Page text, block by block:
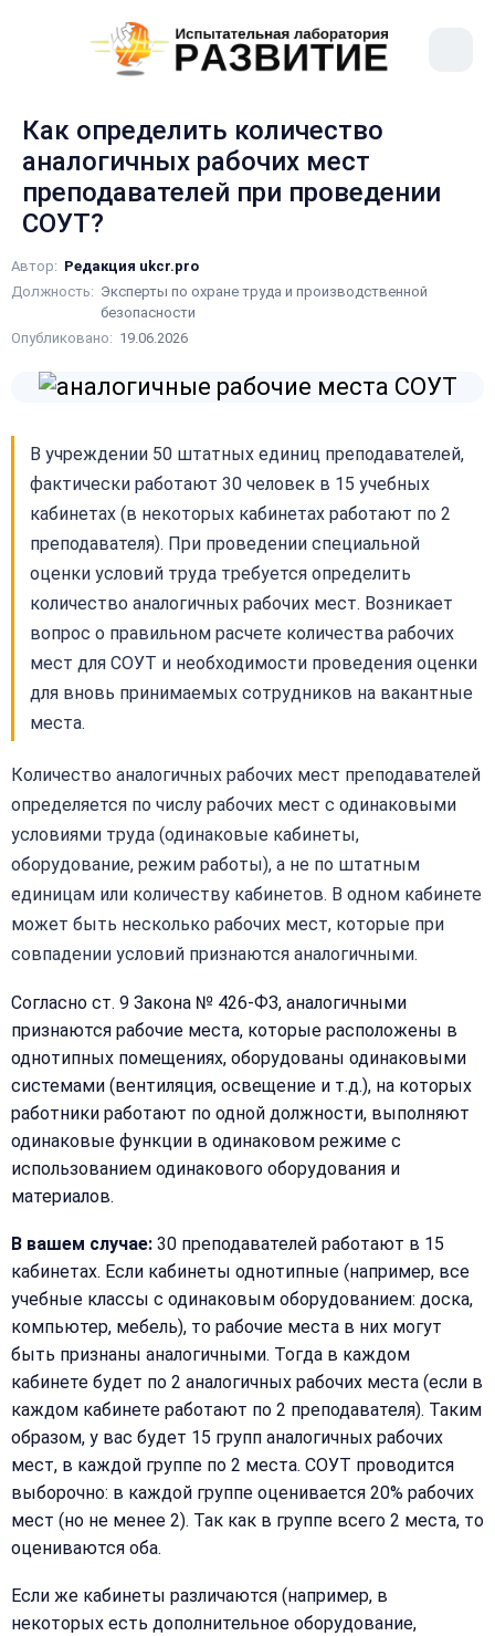
Как определить количество
аналогичных рабочих мест
преподавателей при проведении
СОУТ?
Автор: Редакция ukcr.pro
Должность: Эксперты по охране труда и производственной
безопасности
Опубликовано: 19.06.2026
В учреждении 50 штатных единиц преподавателей,
фактически работают 30 человек в 15 учебных
кабинетах (в некоторых кабинетах работают по 2
преподавателя). При проведении специальной
оценки условий труда требуется определить
количество аналогичных рабочих мест. Возникает
вопрос о правильном расчете количества рабочих
мест для СОУТ и необходимости проведения оценки
для вновь принимаемых сотрудников на вакантные
места.
Количество аналогичных рабочих мест преподавателей
определяется по числу рабочих мест с одинаковыми
условиями труда (одинаковые кабинеты,
оборудование, режим работы), а не по штатным
единицам или количеству кабинетов. В одном кабинете
может быть несколько рабочих мест, которые при
совпадении условий признаются аналогичными.
Согласно ст. 9 Закона № 426-ФЗ, аналогичными
признаются рабочие места, которые расположены в
однотипных помещениях, оборудованы одинаковыми
системами (вентиляция, освещение и т.д.), на которых
работники работают по одной должности, выполняют
одинаковые функции в одинаковом режиме с
использованием одинакового оборудования и
материалов.
В вашем случае: 30 преподавателей работают в 15
кабинетах. Если кабинеты однотипные (например, все
учебные классы с одинаковым оборудованием: доска,
компьютер, мебель), то рабочие места в них могут
быть признаны аналогичными. Тогда в каждом
кабинете будет по 2 аналогичных рабочих места (если в
каждом кабинете работают по 2 преподавателя). Таким
образом, у вас будет 15 групп аналогичных рабочих
мест, в каждой группе по 2 места. СОУТ проводится
выборочно: в каждой группе оценивается 20% рабочих
мест (но не менее 2). Так как в группе всего 2 места, то
оцениваются оба.
Если же кабинеты различаются (например, в
некоторых есть дополнительное оборудование,